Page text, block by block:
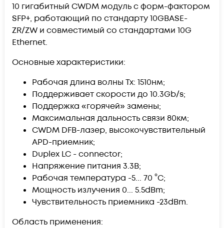
10 гигабитный CWDM модуль с форм-фактором
SFP+, работающий по стандарту 10GBASE-
ZR/ZW и совместимый со стандартами 10G
Ethernet.
Основные характеристики:
Рабочая длина волны Tx: 1510нм;
Поддерживает скорости до 10.3Gb/s;
Поддержка «горячей» замены;
Максимальная дальность связи 80км;
CWDM DFB-лазер, высокочувствительный
APD-приемник;
Duplex LC - connector;
Напряжение питания 3.3В;
Рабочая температура -5... 70 °C;
Мощность излучения 0... 5.5dBm;
Чувствительность приемника -23dBm.
Область применения: